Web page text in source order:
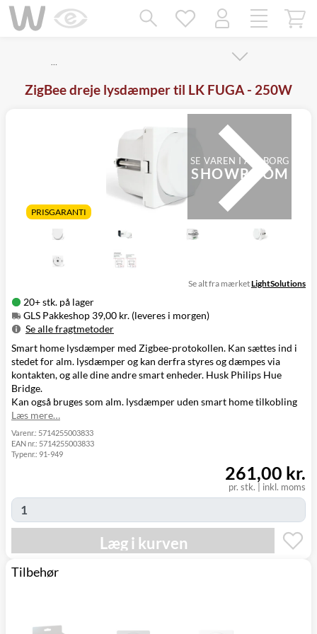
…
ZigBee dreje lysdæmper til LK FUGA - 250W
SE VAREN I AALBORG
SHOWROOM
PRISGARANTI
20+ stk. på lager
GLS Pakkeshop 39,00 kr. (leveres i morgen)
Se alle fragtmetoder
Metode
Pris
Leveres
GLS Pakkeshop
39,00 kr.
I morgen
GLS
Hjemmelevering
GLS Erhverv
49,00 kr.
Mandag d. 10/8
Click&Collect i
Svenstrup
(9230)
Se alt fra mærketLightSolutions
Smart home lysdæmper med Zigbee-protokollen. Kan sættes ind i
stedet for alm. lysdæmper og kan derfra styres og dæmpes via
kontakten, og alle dine andre smart enheder. Husk Philips Hue
Bridge.
Kan også bruges som alm. lysdæmper uden smart home tilkobling
Læs mere…
Varenr.: 5714255003833
EAN nr.: 5714255003833
Typenr.: 91-949
pr. stk. inkl. moms
261,00 kr.
Læg i kurven
Tilbehør
Mangler chatten?
Ret samtykke!